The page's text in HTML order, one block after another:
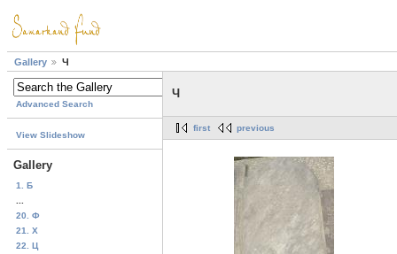
Gallery Ч
Advanced Search
View Slideshow
Gallery
1. Б
20. Ф
21. Х
22. Ц
Ч
first previous